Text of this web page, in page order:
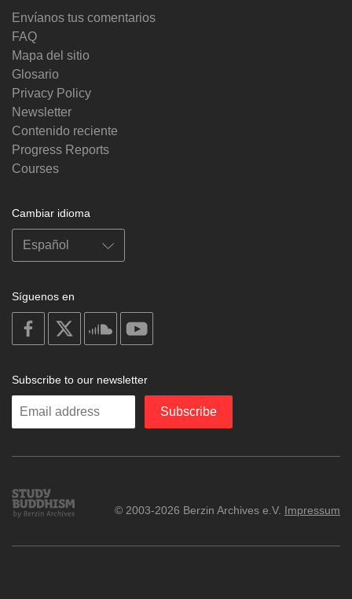
Envíanos tus comentarios
FAQ
Mapa del sitio
Glosario
Privacy Policy
Newsletter
Contenido reciente
Progress Reports
Courses
Cambiar idioma
Síguenos en
on
facebook
on
on
soundcloud
Subscribe to our newsletter
Enter
Subscribe
Study
Buddhism
© 2003-2026 Berzin Archives e.V. Impressum